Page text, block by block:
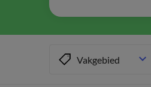
Vakgebied